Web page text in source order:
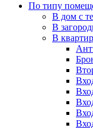
По типу
В дом с
В
В